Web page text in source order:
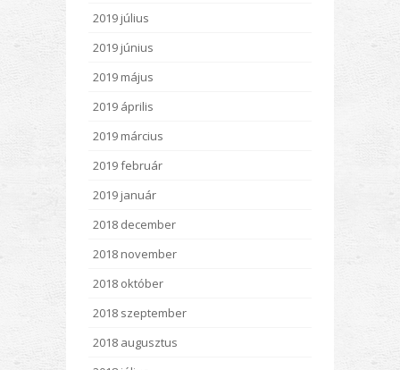
2019 július
2019 június
2019 május
2019 április
2019 március
2019 február
2019 január
2018 december
2018 november
2018 október
2018 szeptember
2018 augusztus